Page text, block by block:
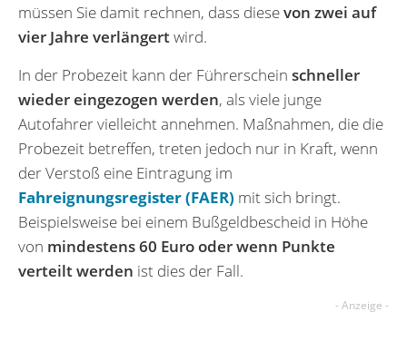
müssen Sie damit rechnen, dass diesevon zwei auf
vier Jahre verlängertwird.
In der Probezeit kann der Führerschein schneller
wieder eingezogen werden, als viele junge
Autofahrer vielleicht annehmen. Maßnahmen, die die
Probezeit betreffen, treten jedoch nur in Kraft, wenn
der Verstoß eine Eintragung im
Fahreignungsregister (FAER) mit sich bringt.
Beispielsweise bei einem Bußgeldbescheid in Höhe
von mindestens 60 Euro oder wenn Punkte
verteilt werden ist dies der Fall.